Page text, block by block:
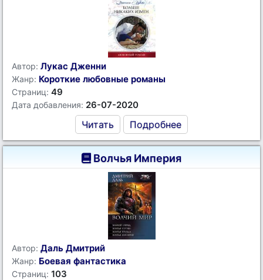
Автор: Лукас Дженни
Жанр: Короткие любовные романы
Страниц: 49
Дата добавления: 26-07-2020
Читать Подробнее
Волчья Империя
Автор: Даль Дмитрий
Жанр: Боевая фантастика
Страниц: 103